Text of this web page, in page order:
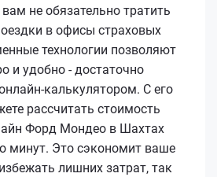
не обязательно тратить
в офисы страховых
технологии позволяют
и удобно - достаточно
калькулятором. С его
рассчитать стоимость
Форд Мондео в Шахтах
минут. Это сэкономит ваше
лишних затрат, так